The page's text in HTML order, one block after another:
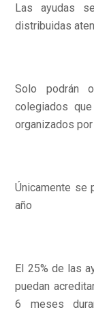
Las ayudas
distribuidas
Solo podrán
colegiados
organizados por
Únicamente se
año
El 25% de las
puedan
6 meses